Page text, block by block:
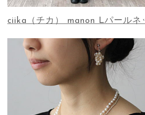
ciika（チカ） manon Lパールネ